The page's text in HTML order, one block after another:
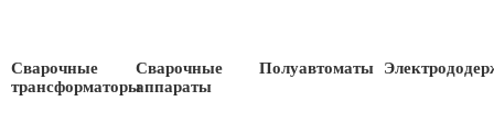
Сварочные
трансформаторы
Сварочные
аппараты
Полуавтоматы